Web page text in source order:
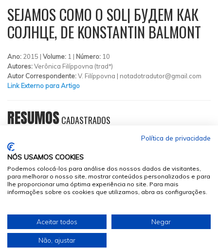
SEJAMOS COMO O SOL| БУДЕМ КАК
СОЛНЦЕ, DE KONSTANTIN BALMONT
Ano: 2015 | Volume: 1 | Número: 10
Autores:Verônica Filíppovna (tradª)
Autor Correspondente:V. Filíppovna | notadotradutor@gmail.com
Link Externo para Artigo
RESUMOSCADASTRADOS
© 2026 Sumários.org
. Todos os Direitos Reservados
Desenvolvido por
Política de privacidade
NÓS USAMOS COOKIES
Podemos colocá-los para análise dos nossos dados de visitantes,
para melhorar o nosso site, mostrar conteúdos personalizados e para
lhe proporcionar uma óptima experiência no site. Para mais
informações sobre os cookies que utilizamos, abra as configurações.
Aceitar todos Negar
Não, ajustar